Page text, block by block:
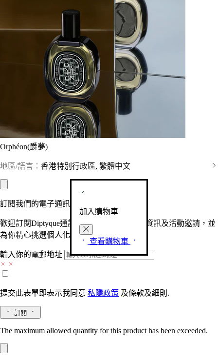
Orphéon(爵夢)
地區/語言： 香港特別行政區, 繁體中文
加入購物車
查看購物車
訂閱我們的電子通訊
歡迎訂閱Diptyque通訊，接收品牌最新產品資訊及活動邀請，並
為你精心挑選個人化的驚喜及禮物。
輸入你的電郵地址
提交此表單即表示我同意 私隱政策 及條款及細則.
訂閱
The maximum allowed quantity for this product has been exceeded.